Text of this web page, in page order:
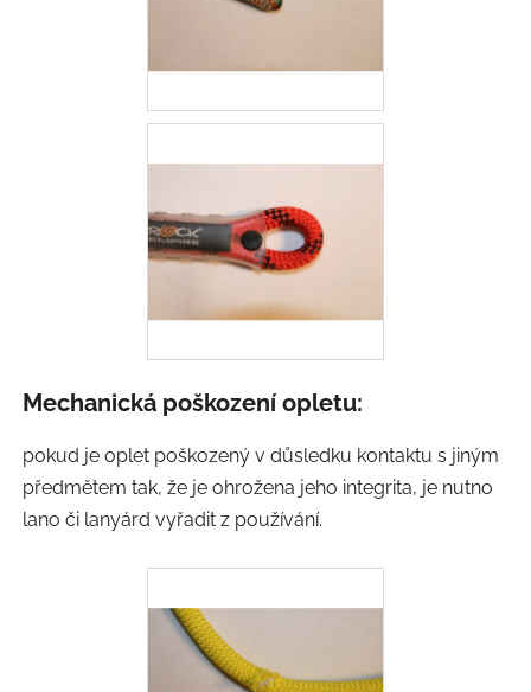
Mechanická poškození opletu:
pokud je oplet poškozený v důsledku kontaktu s jiným
předmětem tak, že je ohrožena jeho integrita, je nutno
lano či lanyárd vyřadit z používání.